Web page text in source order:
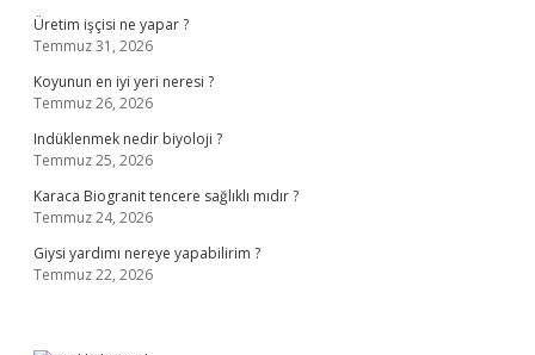
Üretim işçisi ne yapar ?
Temmuz 31, 2026
Koyunun en iyi yeri neresi ?
Temmuz 26, 2026
Indüklenmek nedir biyoloji ?
Temmuz 25, 2026
Karaca Biogranit tencere sağlıklı mıdır ?
Temmuz 24, 2026
Giysi yardımı nereye yapabilirim ?
Temmuz 22, 2026